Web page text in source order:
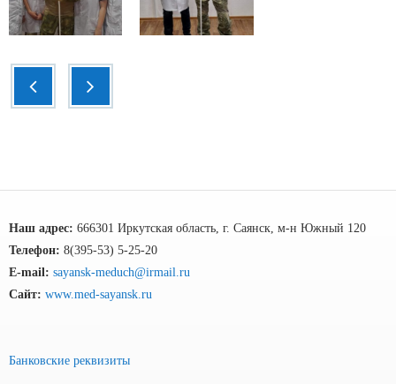
Наш адрес: 666301 Иркутская область, г. Саянск, м-н Южный 120
Телефон: 8(395-53) 5-25-20
E-mail: sayansk-meduch@irmail.ru
Сайт: www.med-sayansk.ru
Банковские реквизиты